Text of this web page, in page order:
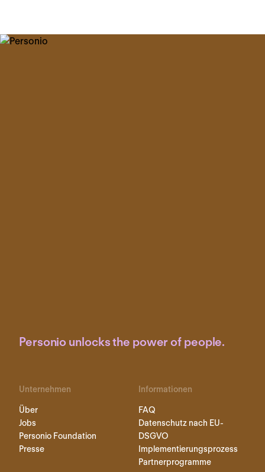
Personio unlocks the power of people.
Unternehmen
Über
Jobs
Personio Foundation
Presse
Informationen
FAQ
Datenschutz nach EU-
DSGVO
Implementierungsprozess
Partnerprogramme